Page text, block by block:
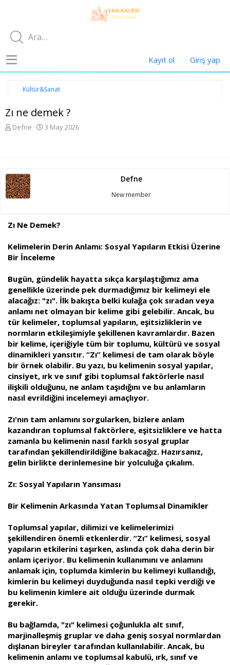
Kayıt ol Giriş yap
Kültür&Sanat
Zı ne demek ?
K
u
b
a
ş
t
n
Defne
B
r
h
i
3 May 2026
Defne
New member
Zı Ne Demek?
Kelimelerin Derin Anlamı: Sosyal Yapıların Etkisi Üzerine
Bir İnceleme
Bugün, gündelik hayatta sıkça karşılaştığımız ama
genellikle üzerinde pek durmadığımız bir kelimeyi ele
alacağız: "zı". İlk bakışta belki kulağa çok sıradan veya
anlamı net olmayan bir kelime gibi gelebilir. Ancak, bu
tür kelimeler, toplumsal yapıların, eşitsizliklerin ve
normların etkileşimiyle şekillenen kavramlardır. Bazen
bir kelime, içeriğiyle tüm bir toplumu, kültürü ve sosyal
dinamikleri yansıtır. “Zı” kelimesi de tam olarak böyle
bir örnek olabilir. Bu yazı, bu kelimenin sosyal yapılar,
cinsiyet, ırk ve sınıf gibi toplumsal faktörlerle nasıl
ilişkili olduğunu, ne anlam taşıdığını ve bu anlamların
nasıl evrildiğini incelemeyi amaçlıyor.
Zı'nın tam anlamını sorgularken, bizlere anlam
kazandıran toplumsal faktörlere, eşitsizliklere ve hatta
zamanla bu kelimenin nasıl farklı sosyal gruplar
tarafından şekillendirildiğine bakacağız. Hazırsanız,
gelin birlikte derinlemesine bir yolculuğa çıkalım.
Zı: Sosyal Yapıların Yansıması
Bir Kelimenin Arkasında Yatan Toplumsal Dinamikler
Toplumsal yapılar, dilimizi ve kelimelerimizi
şekillendiren önemli etkenlerdir. “Zı” kelimesi, sosyal
yapıların etkilerini taşırken, aslında çok daha derin bir
anlam içeriyor. Bu kelimenin kullanımını ve anlamını
anlamak için, toplumda kimlerin bu kelimeyi kullandığı,
kimlerin bu kelimeyi duyduğunda nasıl tepki verdiği ve
bu kelimenin kimlere ait olduğu üzerinde durmak
gerekir.
Bu bağlamda, "zı" kelimesi çoğunlukla alt sınıf,
marjinalleşmiş gruplar ve daha geniş sosyal normlardan
dışlanan bireyler tarafından kullanılabilir. Ancak, bu
kelimenin anlamı ve toplumsal kabulü, ırk, sınıf ve